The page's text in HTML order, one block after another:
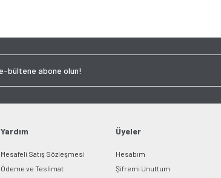
Yardım
Mesafeli Satış Sözleşmesi
Ödeme ve Teslimat
Üyeler
Hesabım
Şifremi Unuttum